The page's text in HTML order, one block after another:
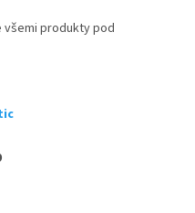
všemi produkty pod